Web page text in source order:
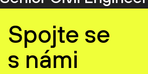
Spojte se
s námi